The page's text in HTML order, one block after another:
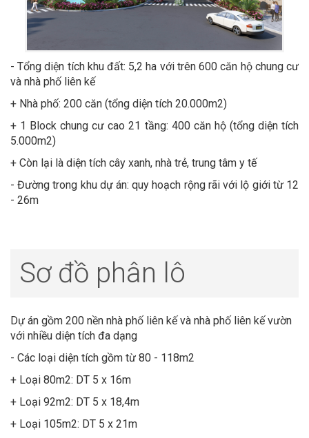
- Tổng diện tích khu đất: 5,2 ha với trên 600 căn hộ chung cư
và nhà phố liên kế
+ Nhà phố: 200 căn (tổng diện tích 20.000m2)
+ 1 Block chung cư cao 21 tầng: 400 căn hộ (tổng diện tích
5.000m2)
+ Còn lại là diện tích cây xanh, nhà trẻ, trung tâm y tế
- Đường trong khu dự án: quy hoạch rộng rãi với lộ giới từ 12
- 26m
Sơ đồ phân lô
Dự án gồm 200 nền nhà phố liên kế và nhà phố liên kế vườn
với nhiều diện tích đa dạng
- Các loại diện tích gồm từ 80 - 118m2
+ Loại 80m2: DT 5 x 16m
+ Loại 92m2: DT 5 x 18,4m
+ Loại 105m2: DT 5 x 21m